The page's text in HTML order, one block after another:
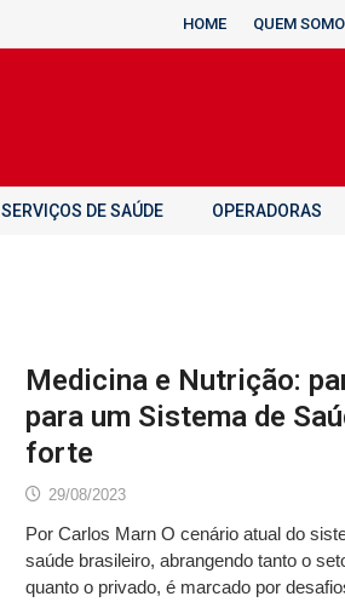
HOME QUEM
SERVIÇOS DE SAÚDE OPERADORAS
Medicina e Nutrição:
para um Sistema de
forte
29/08/2023
Por Carlos Marn O cenário atual do
saúde brasileiro, abrangendo tanto o
quanto o privado, é marcado por